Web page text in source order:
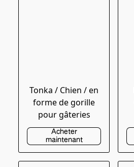
Tonka / Chien / en
forme de gorille
pour gâteries
Acheter
maintenant